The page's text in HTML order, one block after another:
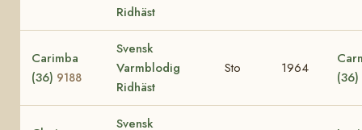
Ridhäst
Carimba
(36) 9188
Svensk
Varmblodig
Ridhäst
Sto 1964
(36)
Svensk